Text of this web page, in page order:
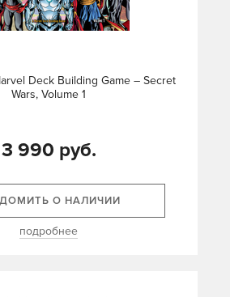
Deck Building Game – Secret
Wars, Volume 1
3 990 руб.
О НАЛИЧИИ
подробнее